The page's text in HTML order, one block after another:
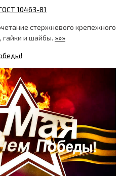
10463-81
стержневого крепежного
гайки и шайбы. »»»